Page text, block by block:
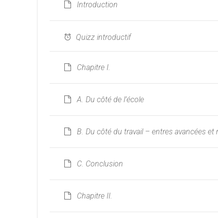
Introduction
Quizz introductif
Chapitre I.
A. Du côté de l’école
B. Du côté du travail – entres avancées et
C. Conclusion
Chapitre II.